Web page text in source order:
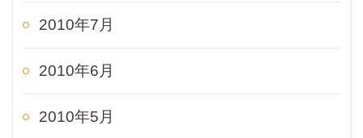
2010年7月
2010年6月
2010年5月